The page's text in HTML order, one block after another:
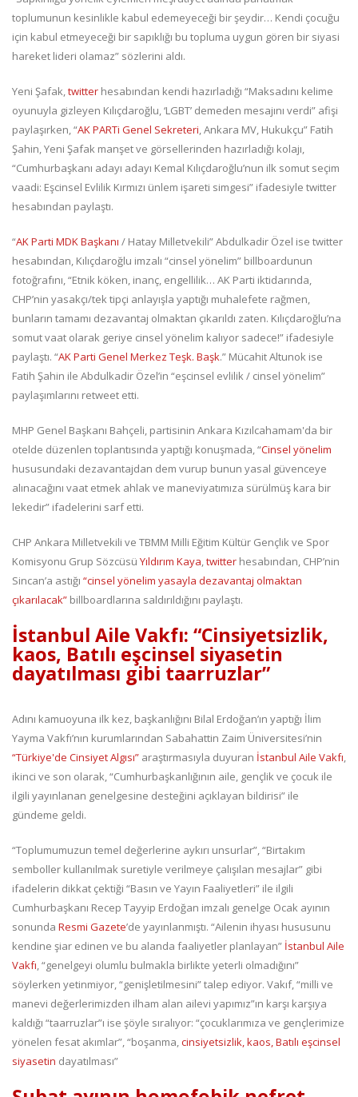
toplumunun kesinlikle kabul edemeyeceği bir şeydir… Kendi çocuğu
için kabul etmeyeceği bir sapıklığı bu topluma uygun gören bir siyasi
hareket lideri olamaz” sözlerini aldı.
Yeni Şafak,twitter hesabından kendi hazırladığı “Maksadını kelime
oyunuyla gizleyen Kılıçdaroğlu, ‘LGBT’ demeden mesajını verdi” afişi
paylaşırken, “AK PARTi Genel Sekreteri, Ankara MV, Hukukçu” Fatih
Şahin, Yeni Şafak manşet ve görsellerinden hazırladığı kolajı,
“Cumhurbaşkanı adayı adayı Kemal Kılıçdaroğlu’nun ilk somut seçim
vaadi: Eşcinsel Evlilik Kırmızı ünlem işareti simgesi” ifadesiyle twitter
hesabından paylaştı.
“AK Parti MDK Başkanı / Hatay Milletvekili” Abdulkadir Özel ise twitter
hesabından, Kılıçdaroğlu imzalı “cinsel yönelim” billboardunun
fotoğrafını, “Etnik köken, inanç, engellilik… AK Parti iktidarında,
CHP’nin yasakçı/tek tipçi anlayışla yaptığı muhalefete rağmen,
bunların tamamı dezavantaj olmaktan çıkarıldı zaten. Kılıçdaroğlu’na
somut vaat olarak geriye cinsel yönelim kalıyor sadece!” ifadesiyle
paylaştı. “AK Parti Genel Merkez Teşk. Başk.” Mücahit Altunok ise
Fatih Şahin ile Abdulkadir Özel’in “eşcinsel evlilik / cinsel yönelim”
paylaşımlarını retweet etti.
MHP Genel Başkanı Bahçeli, partisinin Ankara Kızılcahamam'da bir
otelde düzenlen toplantısında yaptığı konuşmada, “Cinsel yönelim
hususundaki dezavantajdan dem vurup bunun yasal güvenceye
alınacağını vaat etmek ahlak ve maneviyatımıza sürülmüş kara bir
lekedir” ifadelerini sarf etti.
CHP Ankara Milletvekili ve TBMM Milli Eğitim Kültür Gençlik ve Spor
Komisyonu Grup Sözcüsü Yıldırım Kaya,twitter hesabından, CHP’nin
Sincan’a astığı “cinsel yönelim yasayla dezavantaj olmaktan
çıkarılacak” billboardlarına saldırıldığını paylaştı.
İstanbul Aile Vakfı: “Cinsiyetsizlik,
kaos, Batılı eşcinsel siyasetin
dayatılması gibi taarruzlar”
Adını kamuoyuna ilk kez, başkanlığını Bilal Erdoğan’ın yaptığı İlim
Yayma Vakfı’nın kurumlarından Sabahattin Zaim Üniversitesi’nin
“Türkiye'de Cinsiyet Algısı” araştırmasıyla duyuran İstanbul Aile Vakfı,
ikinci ve son olarak, “Cumhurbaşkanlığının aile, gençlik ve çocuk ile
ilgili yayınlanan genelgesine desteğini açıklayan bildirisi” ile
gündeme geldi.
“Toplumumuzun temel değerlerine aykırı unsurlar”, “Birtakım
semboller kullanılmak suretiyle verilmeye çalışılan mesajlar” gibi
ifadelerin dikkat çektiği “Basın ve Yayın Faaliyetleri” ile ilgili
Cumhurbaşkanı Recep Tayyip Erdoğan imzalı genelge Ocak ayının
sonunda Resmi Gazete’de yayınlanmıştı. “Ailenin ihyası hususunu
kendine şiar edinen ve bu alanda faaliyetler planlayan” İstanbul Aile
Vakfı, “genelgeyi olumlu bulmakla birlikte yeterli olmadığını”
söylerken yetinmiyor, “genişletilmesini” talep ediyor. Vakıf, “milli ve
manevi değerlerimizden ilham alan ailevi yapımız”ın karşı karşıya
kaldığı “taarruzlar”ı ise şöyle sıralıyor: “çocuklarımıza ve gençlerimize
yönelen fesat akımlar”, “boşanma,cinsiyetsizlik, kaos, Batılı eşcinsel
siyasetin dayatılması”